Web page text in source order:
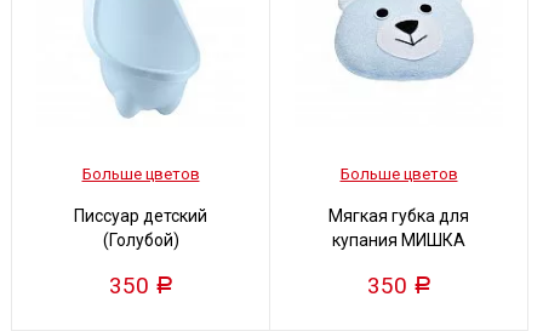
Больше цветов
Писсуар детский
(Голубой)
350 Р
Больше цветов
Мягкая губка для
купания МИШКА
350 Р